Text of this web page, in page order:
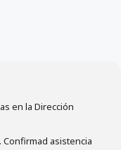
en la Dirección
Confirmad asistencia